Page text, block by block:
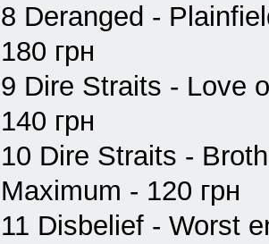
8 Deranged -
180 грн
9 Dire Straits - Love
140 грн
10 Dire Straits -
Maximum - 120 грн
11 Disbelief - Worst